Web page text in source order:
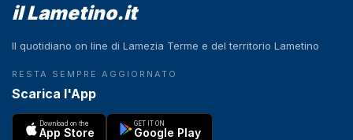
il Lametino.it
Il quotidiano on line di Lamezia Terme e del territorio Lametino
RESTA SEMPRE AGGIORNATO
Scarica l'App
Download on the
App Store
GET IT ON
Google Play